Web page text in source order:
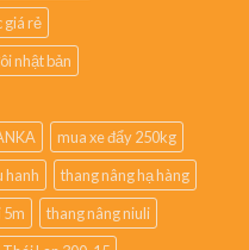
giá rẻ
nhật bản
mua xe đẩy 250kg
hanh
thang nâng hạ hàng
thang nâng niuli